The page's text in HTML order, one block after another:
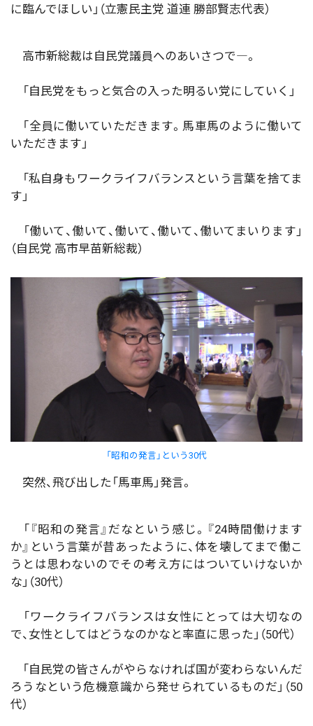
に臨んでほしい」（立憲民主党 道連 勝部賢志代表）
高市新総裁は自民党議員へのあいさつで―。
「自民党をもっと気合の入った明るい党にしていく」
「全員に働いていただきます。馬車馬のように働いて
いただきます」
「私自身もワークライフバランスという言葉を捨てま
す」
「働いて、働いて、働いて、働いて、働いてまいります」
（自民党 高市早苗新総裁）
「昭和の発言」という30代
突然、飛び出した「馬車馬」発言。
「『昭和の発言』だなという感じ。『24時間働けます
か』という言葉が昔あったように、体を壊してまで働こ
うとは思わないのでその考え方にはついていけないか
な」（30代）
「ワークライフバランスは女性にとっては大切なの
で、女性としてはどうなのかなと率直に思った」（50代）
「自民党の皆さんがやらなければ国が変わらないんだ
ろうなという危機意識から発せられているものだ」（50
代）